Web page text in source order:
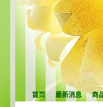
首页 最新消息 商